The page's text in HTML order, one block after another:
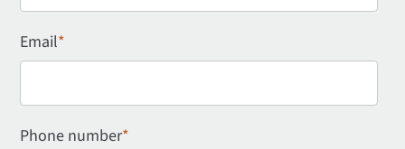
Email*
Phone number*